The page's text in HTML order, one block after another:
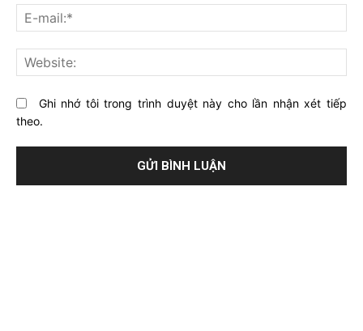
bài
viết
này?
Ghi nhớ tôi trong trình duyệt này cho lần nhận xét tiếp
theo.